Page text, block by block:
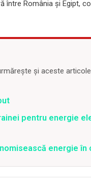
România și Egipt,
și aceste
pentru energie
energie în